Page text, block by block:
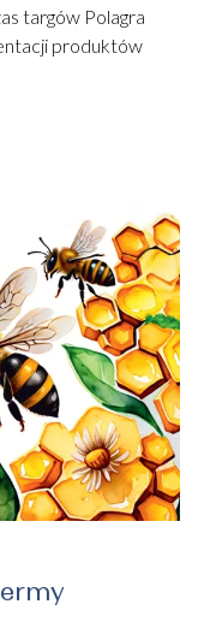
targów Polagra
produktów